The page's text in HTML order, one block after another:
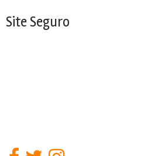
Site Seguro